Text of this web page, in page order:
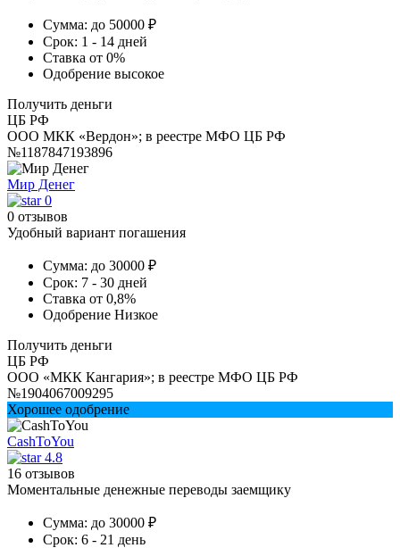
Сумма: до 50000 ₽
Срок: 1 - 14 дней
Ставка от 0%
Одобрение высокое
Получить деньги
ЦБ РФ
ООО МКК «Вердон»; в реестре МФО ЦБ РФ
№1187847193896
Мир Денег
0
0 отзывов
Удобный вариант погашения
Сумма: до 30000 ₽
Срок: 7 - 30 дней
Ставка от 0,8%
Одобрение Низкое
Получить деньги
ЦБ РФ
ООО «МКК Кангария»; в реестре МФО ЦБ РФ
№1904067009295
Хорошее одобрение
CashToYou
4.8
16 отзывов
Моментальные денежные переводы заемщику
Сумма: до 30000 ₽
Срок: 6 - 21 день